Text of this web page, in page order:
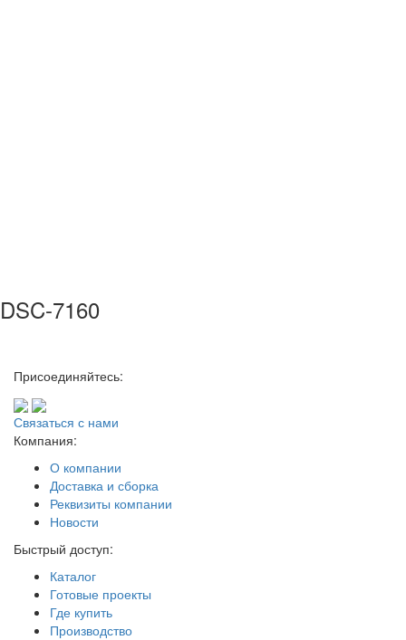
DSC-7160
Присоединяйтесь:
Связаться с нами
Компания:
О компании
Доставка и сборка
Реквизиты компании
Новости
Быстрый доступ:
Каталог
Готовые проекты
Где купить
Производство